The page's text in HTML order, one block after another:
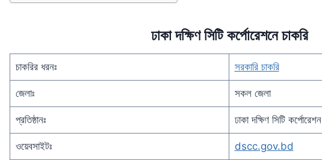
ঢাকা দক্ষিণ সিটি কর্পোরেশনে চাকরি
চাকরির ধরনঃ সরকারি চাকরি
জেলাঃ সকল জেলা
প্রতিষ্ঠানঃ ঢাকা দক্ষিণ সিটি কর্পোরেশন
ওয়েবসাইটঃ dscc.gov.bd